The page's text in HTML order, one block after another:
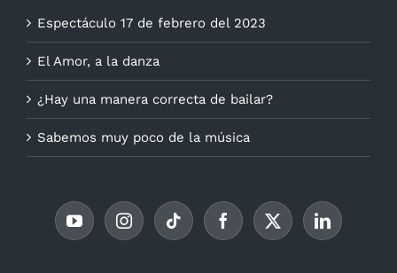
Espectáculo 17 de febrero del 2023
El Amor, a la danza
¿Hay una manera correcta de bailar?
Sabemos muy poco de la música